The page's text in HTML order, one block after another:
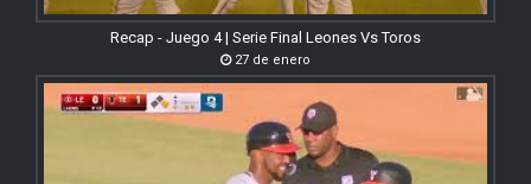
Recap - Juego 4 | Serie Final Leones Vs Toros
27 de enero